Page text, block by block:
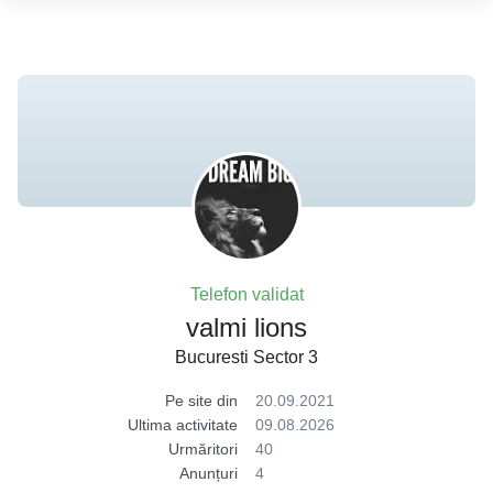
Telefon validat
valmi lions
Bucuresti Sector 3
Pe site din
20.09.2021
Ultima activitate
09.08.2026
Urmăritori
40
Anunțuri
4